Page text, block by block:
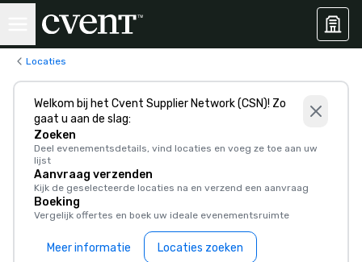
Locaties
Welkom bij het Cvent Supplier Network (CSN)! Zo
gaat u aan de slag:
Zoeken
Deel evenementsdetails, vind locaties en voeg ze toe aan uw
lijst
Aanvraag verzenden
Kijk de geselecteerde locaties na en verzend een aanvraag
Boeking
Vergelijk offertes en boek uw ideale evenementsruimte
Meer informatie Locaties zoeken